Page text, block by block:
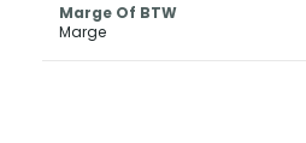
Marge Of BTW
Marge